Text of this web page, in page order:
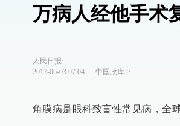
万病人经他手术
人民日报
2017-06-03 07:04
中国政库>
角膜病是眼科致盲性常见病，全